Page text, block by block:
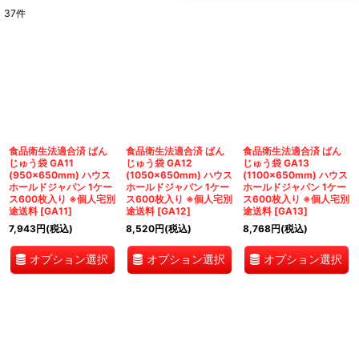
37件
食品衛生法適合済 ばん
じゅう袋 GA11
(950×650mm) ハウス
ホールドジャパン 1ケー
ス600枚入り ※個人宅別
途送料 [GA11]
7,943円(税込)
オプション選択
食品衛生法適合済 ばん
じゅう袋 GA12
(1050×650mm) ハウス
ホールドジャパン 1ケー
ス600枚入り ※個人宅別
途送料 [GA12]
8,520円(税込)
オプション選択
食品衛生法適合済 ばん
じゅう袋 GA13
(1100×650mm) ハウス
ホールドジャパン 1ケー
ス600枚入り ※個人宅別
途送料 [GA13]
8,768円(税込)
オプション選択